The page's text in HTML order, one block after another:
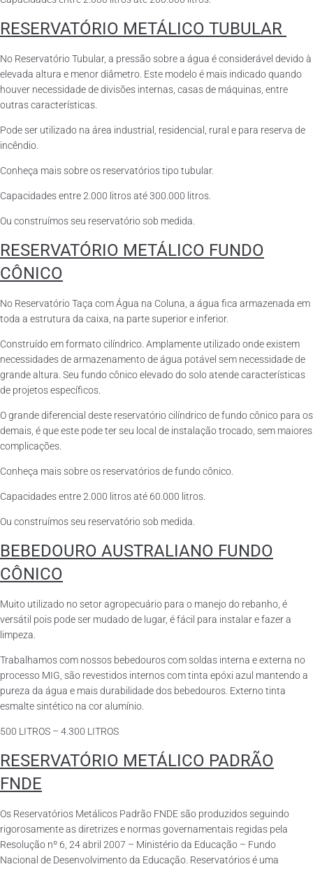
RESERVATÓRIO METÁLICO TUBULAR
No Reservatório Tubular, a pressão sobre a água é considerável devido à
elevada altura e menor diâmetro. Este modelo é mais indicado quando
houver necessidade de divisões internas, casas de máquinas, entre
outras características.
Pode ser utilizado na área industrial, residencial, rural e para reserva de
incêndio.
Conheça mais sobre os reservatórios tipo tubular.
Capacidades entre 2.000 litros até 300.000 litros.
Ou construímos seu reservatório sob medida.
RESERVATÓRIO METÁLICO FUNDO
CÔNICO
No Reservatório Taça com Água na Coluna, a água fica armazenada em
toda a estrutura da caixa, na parte superior e inferior.
Construído em formato cilíndrico. Amplamente utilizado onde existem
necessidades de armazenamento de água potável sem necessidade de
grande altura. Seu fundo cônico elevado do solo atende características
de projetos específicos.
O grande diferencial deste reservatório cilíndrico de fundo cônico para os
demais, é que este pode ter seu local de instalação trocado, sem maiores
complicações.
Conheça mais sobre os reservatórios de fundo cônico.
Capacidades entre 2.000 litros até 60.000 litros.
Ou construímos seu reservatório sob medida.
BEBEDOURO AUSTRALIANO FUNDO
CÔNICO
Muito utilizado no setor agropecuário para o manejo do rebanho, é
versátil pois pode ser mudado de lugar, é fácil para instalar e fazer a
limpeza.
Trabalhamos com nossos bebedouros com soldas interna e externa no
processo MIG, são revestidos internos com tinta epóxi azul mantendo a
pureza da água e mais durabilidade dos bebedouros. Externo tinta
esmalte sintético na cor alumínio.
500 LITROS – 4.300 LITROS
RESERVATÓRIO METÁLICO PADRÃO
FNDE
Os Reservatórios Metálicos Padrão FNDE são produzidos seguindo
rigorosamente as diretrizes e normas governamentais regidas pela
Resolução nº 6, 24 abril 2007 – Ministério da Educação – Fundo
Nacional de Desenvolvimento da Educação. Reservatórios é uma